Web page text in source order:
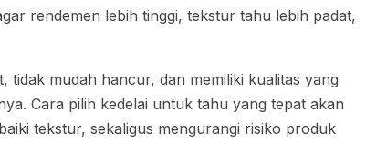
rendemen lebih tinggi, tekstur tahu lebih padat,
tidak mudah hancur, dan memiliki kualitas yang
Cara pilih kedelai untuk tahu yang tepat akan
tekstur, sekaligus mengurangi risiko produk